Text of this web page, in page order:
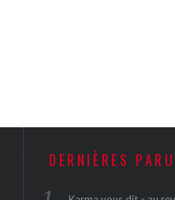
DERNIÈRES